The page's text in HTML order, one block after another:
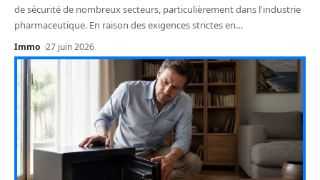
de sécurité de nombreux secteurs, particulièrement dans l'industrie
pharmaceutique. En raison des exigences strictes en…
Immo 27 juin 2026